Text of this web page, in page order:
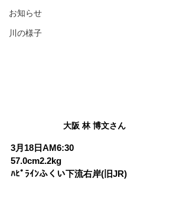
お知らせ
川の様子
大阪 林 博文さん
3月18日AM6:30
57.0cm2.2kg
ﾊﾋﾟﾗｲﾝふくい下流右岸(旧JR)